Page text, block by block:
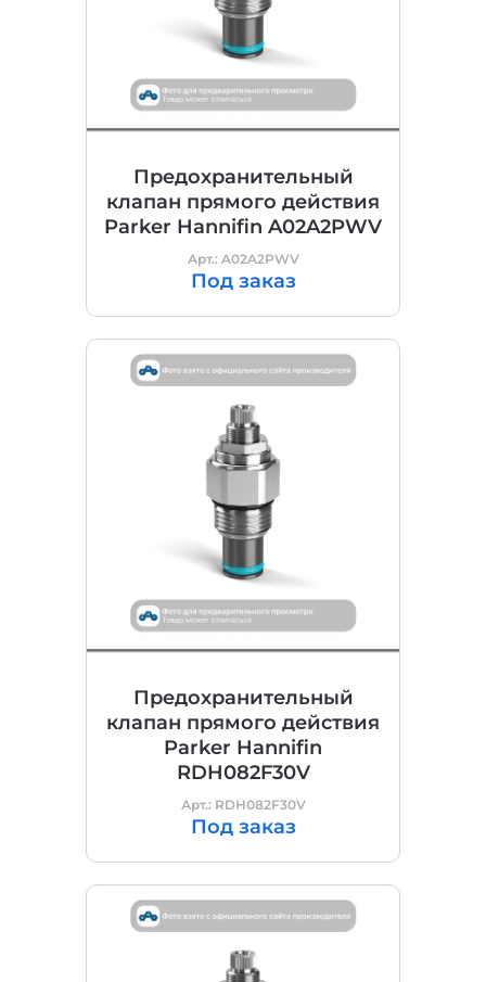
Предохранительный
клапан прямого действия
Parker Hannifin A02A2PWV
Арт.: A02A2PWV
Под заказ
Предохранительный
клапан прямого действия
Parker Hannifin
RDH082F30V
Арт.: RDH082F30V
Под заказ